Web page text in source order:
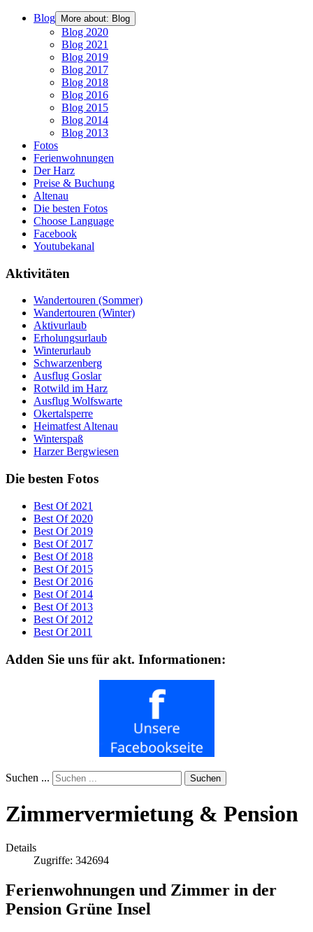
Blog More about: Blog
Blog 2020
Blog 2021
Blog 2019
Blog 2017
Blog 2018
Blog 2016
Blog 2015
Blog 2014
Blog 2013
Fotos
Ferienwohnungen
Der Harz
Preise & Buchung
Altenau
Die besten Fotos
Choose Language
Facebook
Youtubekanal
Aktivitäten
Wandertouren (Sommer)
Wandertouren (Winter)
Aktivurlaub
Erholungsurlaub
Winterurlaub
Schwarzenberg
Ausflug Goslar
Rotwild im Harz
Ausflug Wolfswarte
Okertalsperre
Heimatfest Altenau
Winterspaß
Harzer Bergwiesen
Die besten Fotos
Best Of 2021
Best Of 2020
Best Of 2019
Best Of 2017
Best Of 2018
Best Of 2015
Best Of 2016
Best Of 2014
Best Of 2013
Best Of 2012
Best Of 2011
Adden Sie uns für akt. Informationen:
Suchen ... Suchen
Zimmervermietung & Pension
Details
Zugriffe: 342694
Ferienwohnungen und Zimmer in der
Pension Grüne Insel